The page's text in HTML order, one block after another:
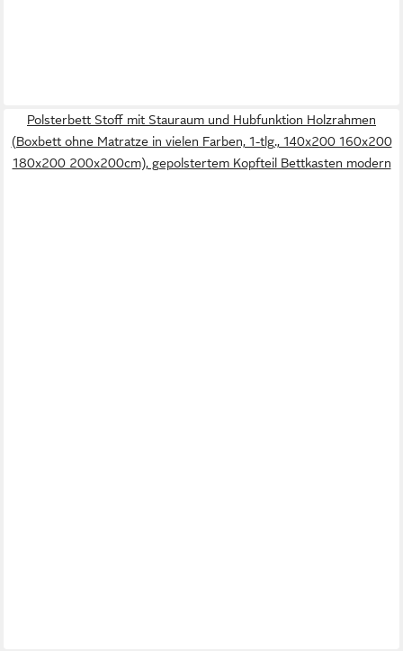
Polsterbett Stoff mit Stauraum und Hubfunktion Holzrahmen
(Boxbett ohne Matratze in vielen Farben, 1-tlg., 140x200 160x200
180x200 200x200cm), gepolstertem Kopfteil Bettkasten modern